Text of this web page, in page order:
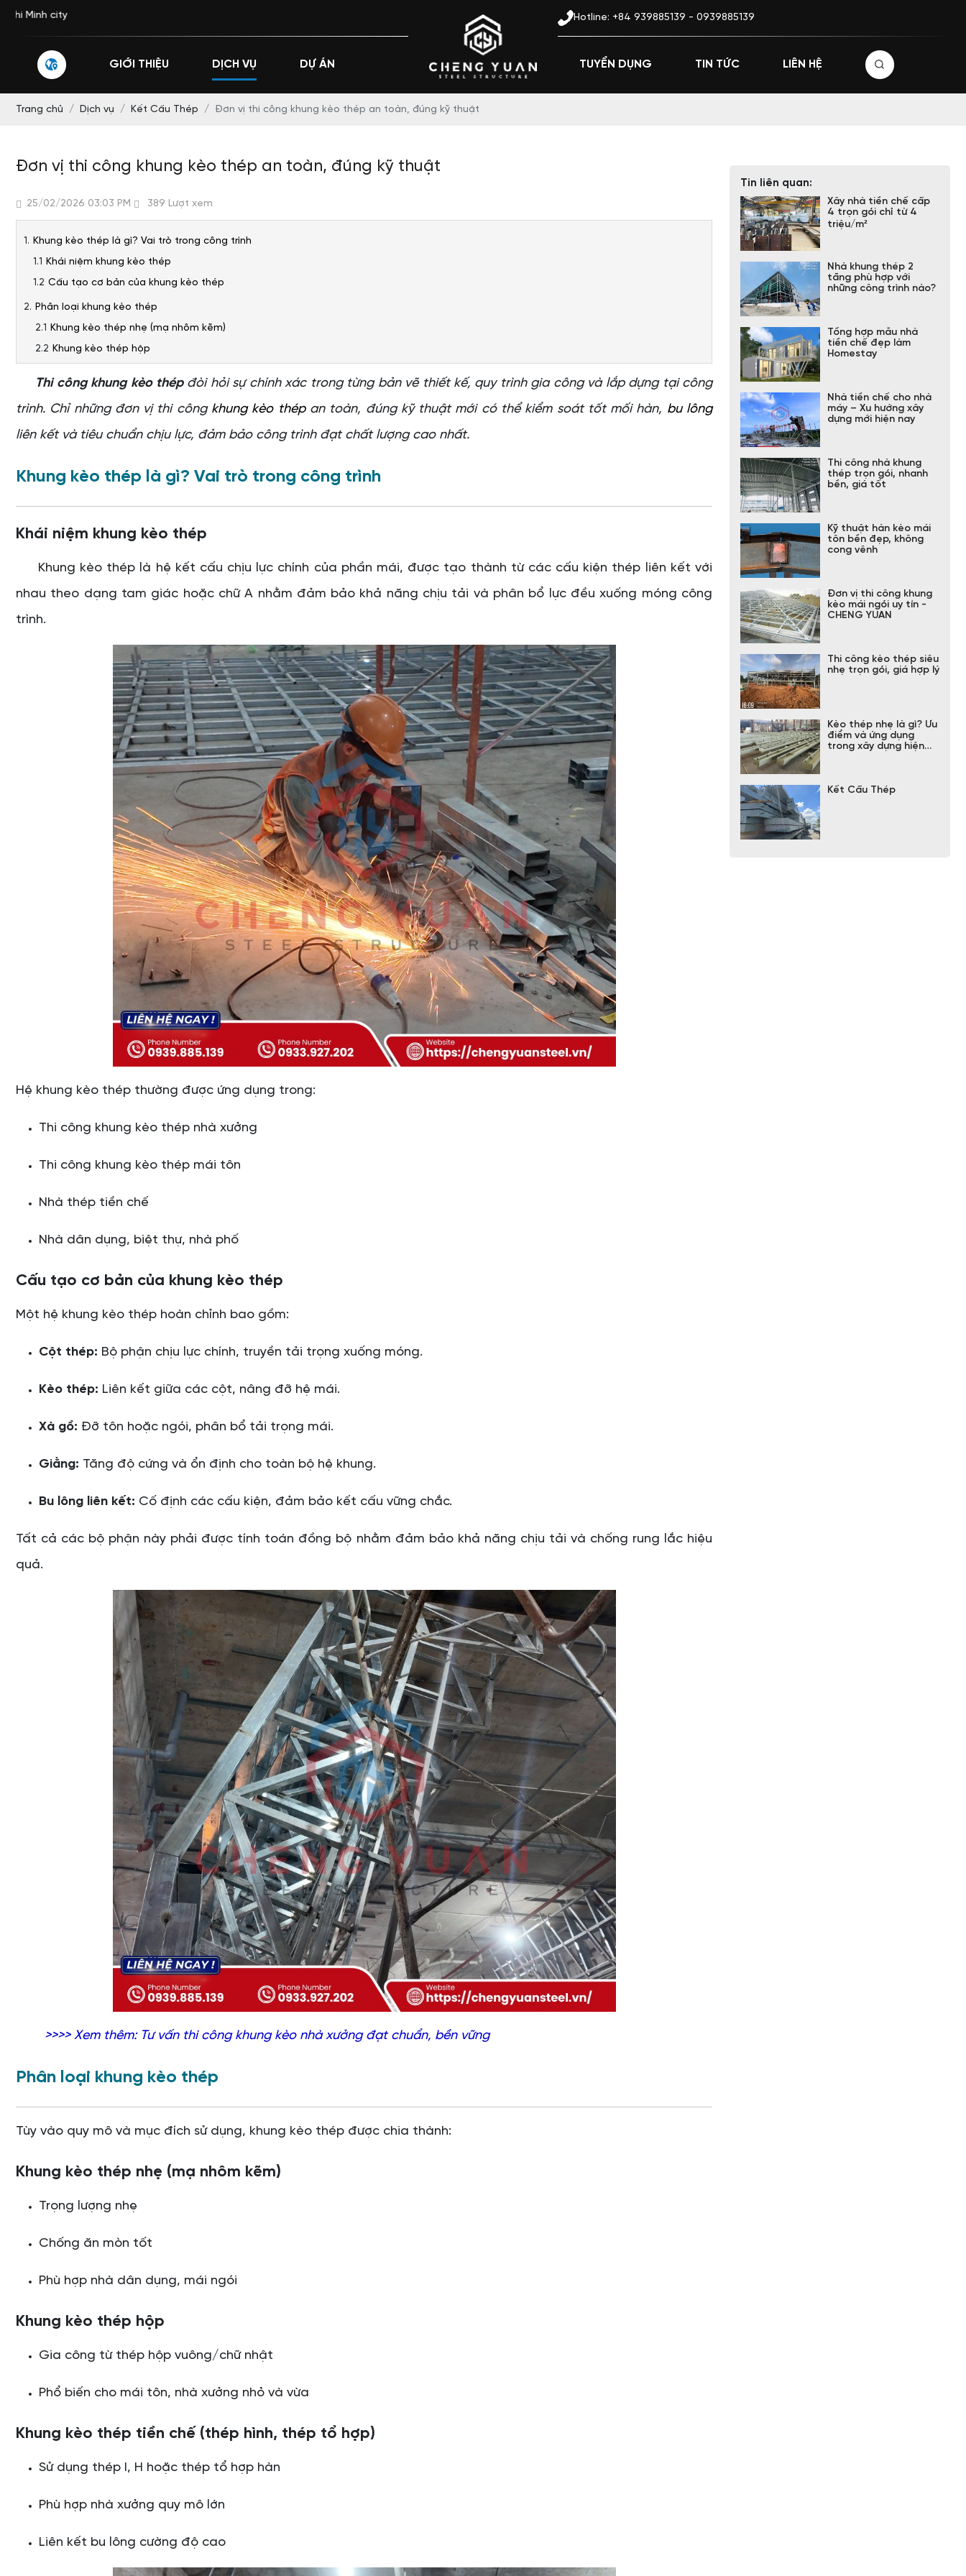
26 Street No. 8, Administrative Center, Di An Ward, Ho Chi Minh city
Hotline: +84 939885139 - 0939885139
GIỚI THIỆU DỊCH VỤ DỰ ÁN TUYỂN DỤNG TIN TỨC LIÊN HỆ
Trang chủ Dịch vụ Kết Cấu Thép Đơn vị thi công khung kèo thép an toàn, đúng kỹ thuật
Đơn vị thi công khung kèo thép an toàn, đúng kỹ thuật
25/02/2026 03:03 PM 389 Lượt xem
Khung kèo thép là gì? Vai trò trong công trình
Khái niệm khung kèo thép
Cấu tạo cơ bản của khung kèo thép
Phân loại khung kèo thép
Khung kèo thép nhẹ (mạ nhôm kẽm)
Khung kèo thép hộp
Chịu tải trọng mái, gió, mưa
Tăng độ ổn định và tuổi thọ công trình
Tiêu chí đánh giá đơn vị thi công khung kèo thép an toàn, đúng kỹ thuật
Đảm bảo an toàn lao động
Vật liệu đạt tiêu chuẩn
Quy trình thi công khung kèo thép đúng kỹ thuật
Bước 3: Lắp dựng cột và kèo
Bước 4: Lắp xà gồ và giằng
Bước 5: Kiểm tra, nghiệm thu và bàn giao
Đơn vị thi công khung kèo thép chất lượng, giá tốt
Thế mạnh của CHENG YUAN
Cam kết của CHENG YUAN
Thi công khung kèo thépđòi hỏi sự chính xác trong từng bản vẽ thiết kế, quy trình gia công và lắp dựng tại công
trình. Chỉ những đơn vị thi công khung kèo thépan toàn, đúng kỹ thuật mới có thể kiểm soát tốt mối hàn, bu lông
liên kết và tiêu chuẩn chịu lực, đảm bảo công trình đạt chất lượng cao nhất.
Khung kèo thép là gì? Vai trò trong công trình
Khái niệm khung kèo thép
Khung kèo thép là hệ kết cấu chịu lực chính của phần mái, được tạo thành từ các cấu kiện thép liên kết với
nhau theo dạng tam giác hoặc chữ A nhằm đảm bảo khả năng chịu tải và phân bổ lực đều xuống móng công
trình.
Hệ khung kèo thép thường được ứng dụng trong:
Thi công khung kèo thép nhà xưởng
Thi công khung kèo thép mái tôn
Nhà thép tiền chế
Nhà dân dụng, biệt thự, nhà phố
Cấu tạo cơ bản của khung kèo thép
Một hệ khung kèo thép hoàn chỉnh bao gồm:
Cột thép: Bộ phận chịu lực chính, truyền tải trọng xuống móng.
Kèo thép: Liên kết giữa các cột, nâng đỡ hệ mái.
Xà gồ: Đỡ tôn hoặc ngói, phân bổ tải trọng mái.
Giằng: Tăng độ cứng và ổn định cho toàn bộ hệ khung.
Bu lông liên kết: Cố định các cấu kiện, đảm bảo kết cấu vững chắc.
Tất cả các bộ phận này phải được tính toán đồng bộ nhằm đảm bảo khả năng chịu tải và chống rung lắc hiệu
quả.
>>>> Xem thêm: Tư vấn thi công khung kèo nhà xưởng đạt chuẩn, bền vững
Phân loại khung kèo thép
Tùy vào quy mô và mục đích sử dụng, khung kèo thép được chia thành:
Khung kèo thép nhẹ (mạ nhôm kẽm)
Trọng lượng nhẹ
Chống ăn mòn tốt
Phù hợp nhà dân dụng, mái ngói
Khung kèo thép hộp
Gia công từ thép hộp vuông/chữ nhật
Phổ biến cho mái tôn, nhà xưởng nhỏ và vừa
Khung kèo thép tiền chế (thép hình, thép tổ hợp)
Sử dụng thép I, H hoặc thép tổ hợp hàn
Phù hợp nhà xưởng quy mô lớn
Liên kết bu lông cường độ cao
Tin liên quan:
Xây nhà tiền chế cấp
4 trọn gói chỉ từ 4
triệu/m²
Nhà khung thép 2
tầng phù hợp với
những công trình nào?
Tổng hợp mẫu nhà
tiền chế đẹp làm
Homestay
Nhà tiền chế cho nhà
máy – Xu hướng xây
dựng mới hiện nay
Thi công nhà khung
thép trọn gói, nhanh
bền, giá tốt
Kỹ thuật hàn kèo mái
tôn bền đẹp, không
cong vênh
Đơn vị thi công khung
kèo mái ngói uy tín -
CHENG YUAN
Thi công kèo thép siêu
nhẹ trọn gói, giá hợp lý
Kèo thép nhẹ là gì? Ưu
điểm và ứng dụng
trong xây dựng hiện
Kết Cấu Thép